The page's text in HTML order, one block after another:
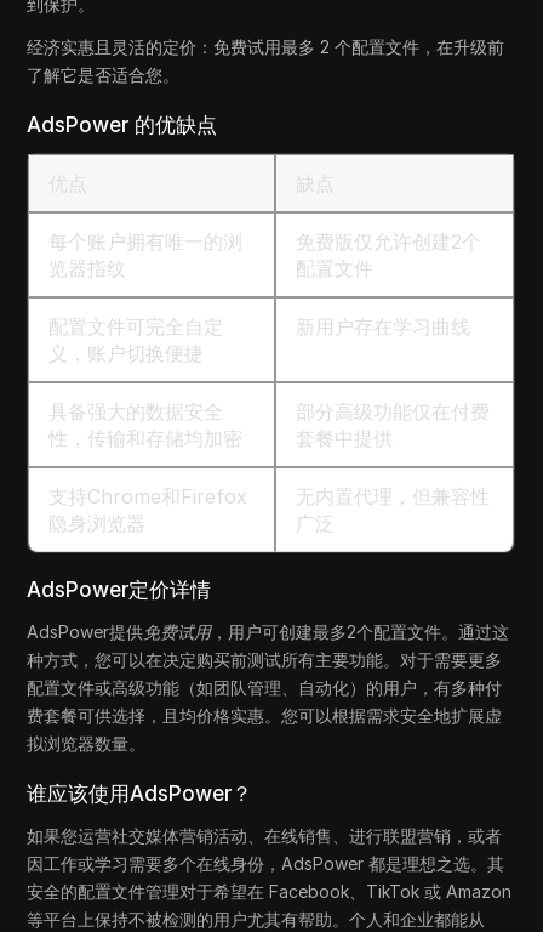
到保护。
经济实惠且灵活的定价：免费试用最多 2 个配置文件，在升级前
了解它是否适合您。
AdsPower 的优缺点
优点 缺点
每个账户拥有唯一的浏
览器指纹
免费版仅允许创建2个
配置文件
配置文件可完全自定
义，账户切换便捷
新用户存在学习曲线
具备强大的数据安全
性，传输和存储均加密
部分高级功能仅在付费
套餐中提供
支持Chrome和Firefox
隐身浏览器
无内置代理，但兼容性
广泛
AdsPower定价详情
AdsPower提供免费试用，用户可创建最多2个配置文件。通过这
种方式，您可以在决定购买前测试所有主要功能。对于需要更多
配置文件或高级功能（如团队管理、自动化）的用户，有多种付
费套餐可供选择，且均价格实惠。您可以根据需求安全地扩展虚
拟浏览器数量。
谁应该使用AdsPower？
如果您运营社交媒体营销活动、在线销售、进行联盟营销，或者
因工作或学习需要多个在线身份，AdsPower 都是理想之选。其
安全的配置文件管理对于希望在 Facebook、TikTok 或 Amazon
等平台上保持不被检测的用户尤其有帮助。个人和企业都能从